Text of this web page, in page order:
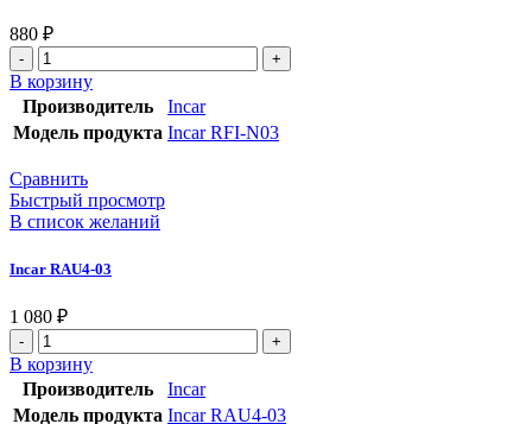
880 ₽
В корзину
Производитель
Incar
Модель продукта Incar RFI-N03
Сравнить
Быстрый просмотр
В список желаний
Incar RAU4-03
1 080 ₽
В корзину
Производитель
Incar
Модель продукта Incar RAU4-03